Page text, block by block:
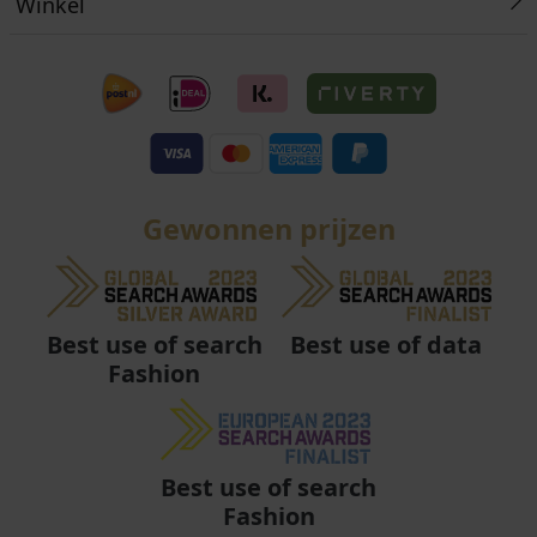
Gewonnen prijzen
Best use of search
Fashion
Best use of data
Best use of search
Fashion